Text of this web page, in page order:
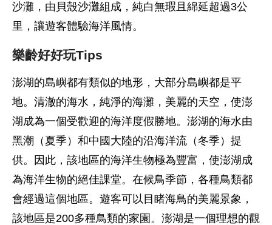
沙灘，由貝殼沙灘組成，純白無瑕且綿延超過3公
里，讓遊客體驗海洋風情。
樂齡好好玩Tips
澎湖的島嶼都有類似的地形，大部分島嶼都是平
地。清澈的海水，純淨的海灘，美麗的天空，使澎
湖成為一個受歡迎的海洋度假勝地。澎湖的海水由
黑潮（夏季）和中國大陸的沿海洋流（冬季）提
供。因此，該地區的海洋生物極為豐富，使澎湖成
為海洋生物的絕佳課堂。在候鳥季節，各種鳥類都
會經過這個地區。遊客可以目睹海鳥的美麗景象，
該地區是200多種鳥類的家園。澎湖是一個理想的觀